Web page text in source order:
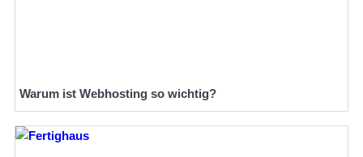
Warum ist Webhosting so wichtig?